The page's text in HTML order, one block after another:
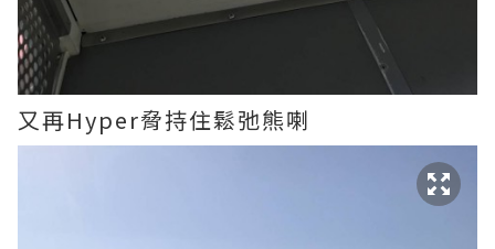
又再Hyper脅持住鬆弛熊喇